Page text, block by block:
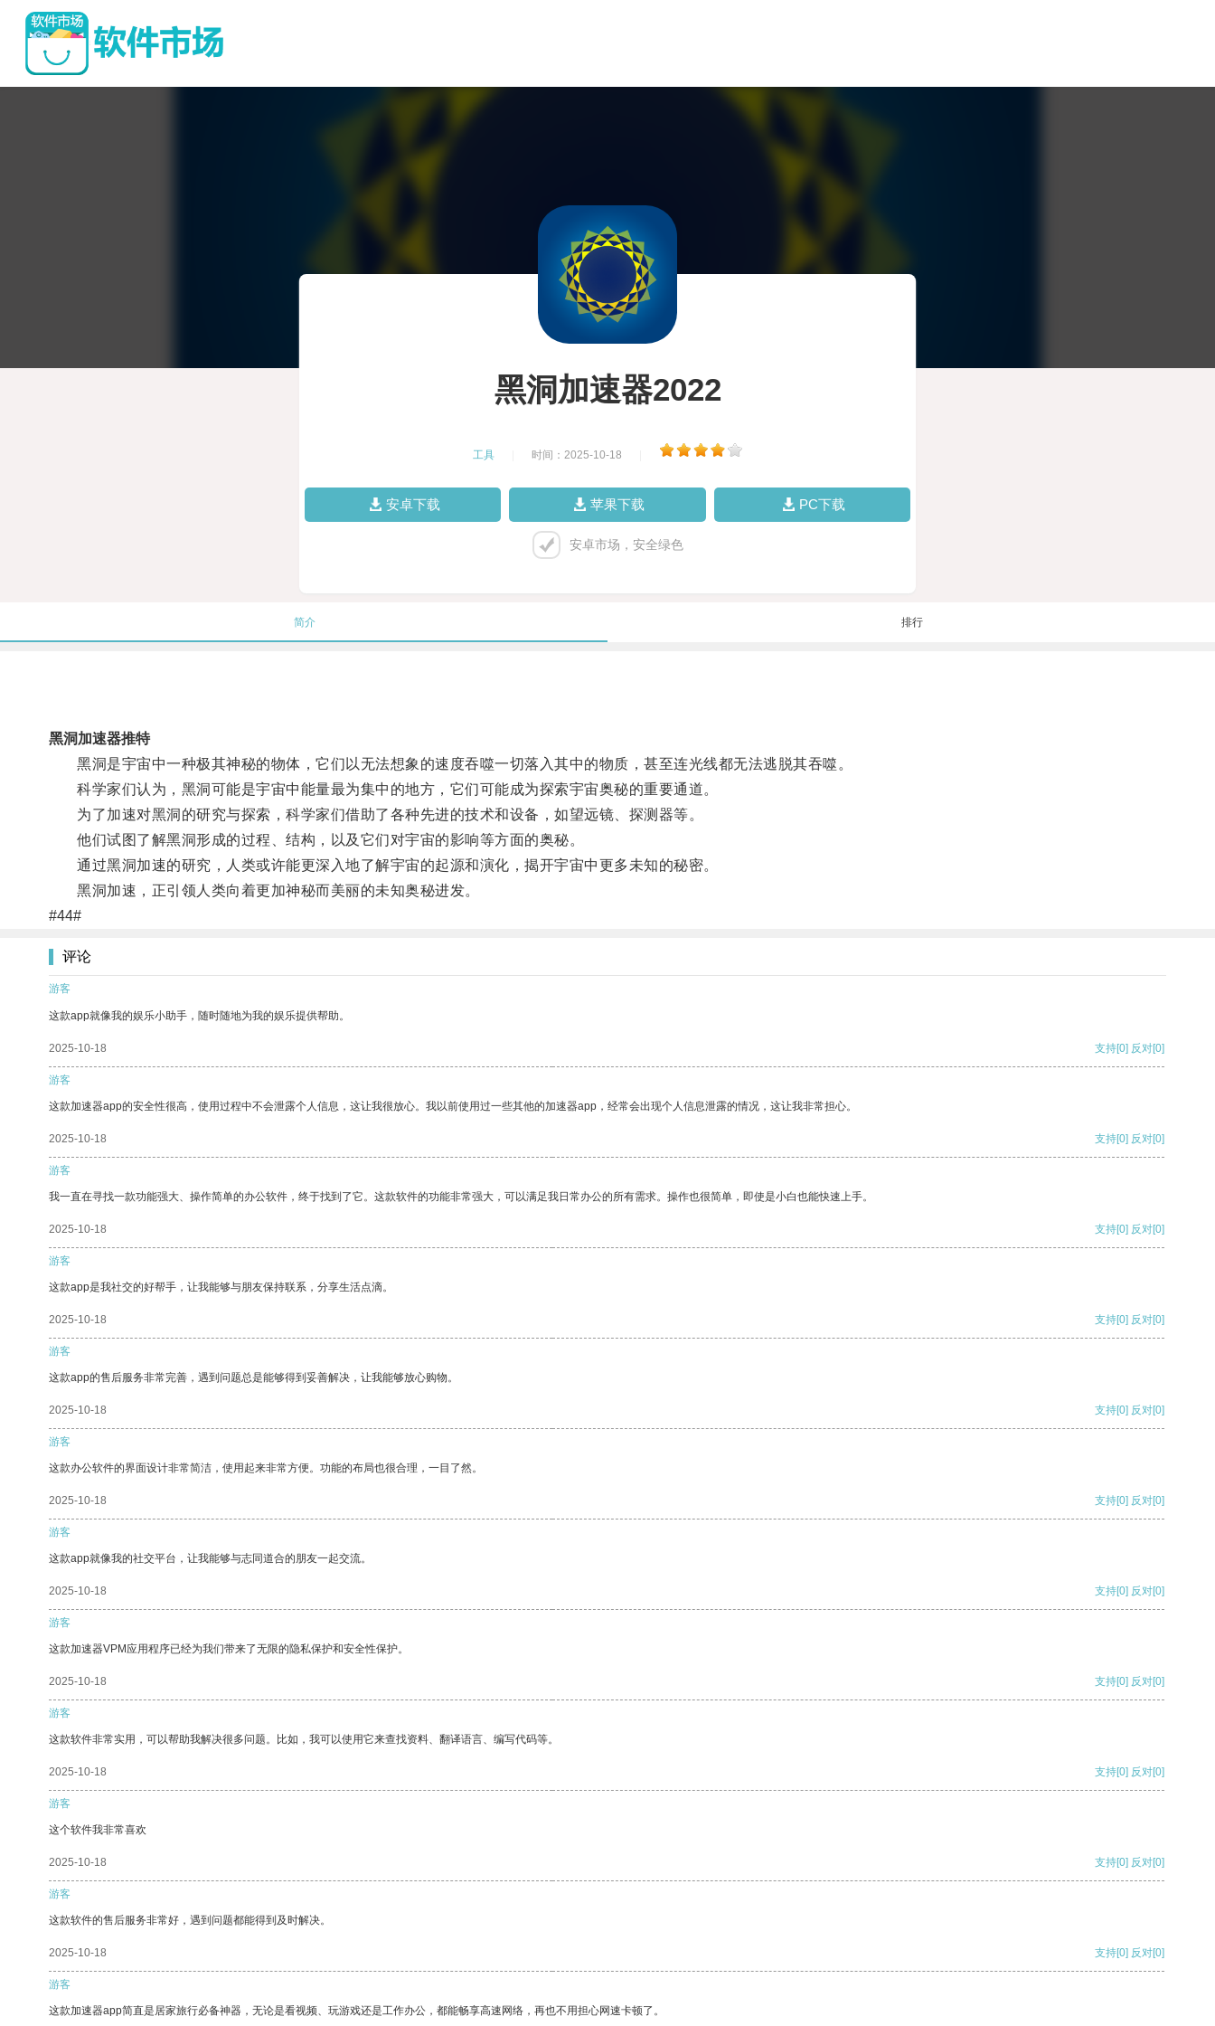
黑洞加速器2022
工具 时间：2025-10-18
安卓下载 苹果下载 PC下载
安卓市场，安全绿色
简介 排行
黑洞加速器推特
黑洞是宇宙中一种极其神秘的物体，它们以无法想象的速度吞噬一切落入其中的物质，甚至连光线都无法逃脱其吞噬。
科学家们认为，黑洞可能是宇宙中能量最为集中的地方，它们可能成为探索宇宙奥秘的重要通道。
为了加速对黑洞的研究与探索，科学家们借助了各种先进的技术和设备，如望远镜、探测器等。
他们试图了解黑洞形成的过程、结构，以及它们对宇宙的影响等方面的奥秘。
通过黑洞加速的研究，人类或许能更深入地了解宇宙的起源和演化，揭开宇宙中更多未知的秘密。
黑洞加速，正引领人类向着更加神秘而美丽的未知奥秘进发。
#44#
评论
游客
这款app就像我的娱乐小助手，随时随地为我的娱乐提供帮助。
2025-10-18 支持[0] 反对[0]
游客
这款加速器app的安全性很高，使用过程中不会泄露个人信息，这让我很放心。我以前使用过一些其他的加速器app，经常会出现个人信息泄露的情况，这让我非常担心。
2025-10-18 支持[0] 反对[0]
游客
我一直在寻找一款功能强大、操作简单的办公软件，终于找到了它。这款软件的功能非常强大，可以满足我日常办公的所有需求。操作也很简单，即使是小白也能快速上手。
2025-10-18 支持[0] 反对[0]
游客
这款app是我社交的好帮手，让我能够与朋友保持联系，分享生活点滴。
2025-10-18 支持[0] 反对[0]
游客
这款app的售后服务非常完善，遇到问题总是能够得到妥善解决，让我能够放心购物。
2025-10-18 支持[0] 反对[0]
游客
这款办公软件的界面设计非常简洁，使用起来非常方便。功能的布局也很合理，一目了然。
2025-10-18 支持[0] 反对[0]
游客
这款app就像我的社交平台，让我能够与志同道合的朋友一起交流。
2025-10-18 支持[0] 反对[0]
游客
这款加速器VPM应用程序已经为我们带来了无限的隐私保护和安全性保护。
2025-10-18 支持[0] 反对[0]
游客
这款软件非常实用，可以帮助我解决很多问题。比如，我可以使用它来查找资料、翻译语言、编写代码等。
2025-10-18 支持[0] 反对[0]
游客
这个软件我非常喜欢
2025-10-18 支持[0] 反对[0]
游客
这款软件的售后服务非常好，遇到问题都能得到及时解决。
2025-10-18 支持[0] 反对[0]
游客
这款加速器app简直是居家旅行必备神器，无论是看视频、玩游戏还是工作办公，都能畅享高速网络，再也不用担心网速卡顿了。